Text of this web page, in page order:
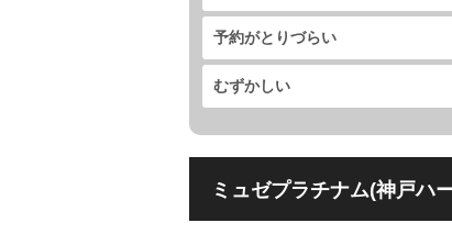
予約がとりづらい
むずかしい
ミュゼプラチナム(神戸ハ